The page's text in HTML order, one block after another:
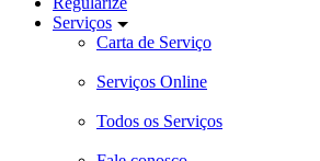
Serviços
Carta de Serviço
Serviços Online
Todos os Serviços